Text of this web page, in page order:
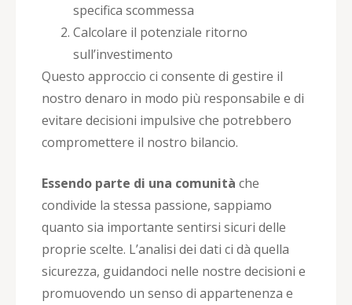
specifica scommessa
Calcolare il potenziale ritorno
sull’investimento
Questo approccio ci consente di gestire il
nostro denaro in modo più responsabile e di
evitare decisioni impulsive che potrebbero
compromettere il nostro bilancio.
Essendo parte di una comunità che
condivide la stessa passione, sappiamo
quanto sia importante sentirsi sicuri delle
proprie scelte. L’analisi dei dati ci dà quella
sicurezza, guidandoci nelle nostre decisioni e
promuovendo un senso di appartenenza e